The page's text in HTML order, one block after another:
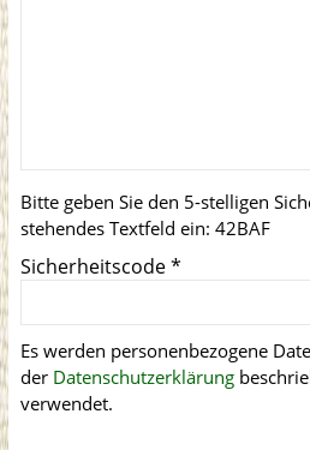
Bitte geben Sie den 5-stelligen
stehendes Textfeld ein: 42BAF
Sicherheitscode*
Es werden personenbezogene
der Datenschutzerklärung
verwendet.